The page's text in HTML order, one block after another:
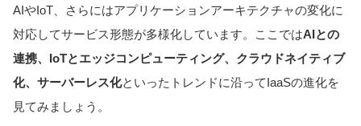
AIやIoT、さらにはアプリケーションアーキテクチャの変化に
対応してサービス形態が多様化しています。ここではAIとの
連携、IoTとエッジコンピューティング、クラウドネイティブ
化、サーバーレス化といったトレンドに沿ってIaaSの進化を
見てみましょう。